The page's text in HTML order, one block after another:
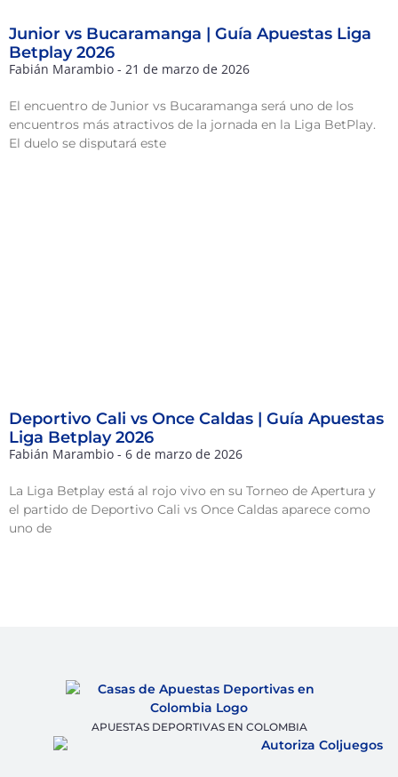
Junior vs Bucaramanga | Guía Apuestas Liga
Betplay 2026
Fabián Marambio 21 de marzo de 2026
El encuentro de Junior vs Bucaramanga será uno de los
encuentros más atractivos de la jornada en la Liga BetPlay.
El duelo se disputará este
Deportivo Cali vs Once Caldas | Guía Apuestas
Liga Betplay 2026
Fabián Marambio 6 de marzo de 2026
La Liga Betplay está al rojo vivo en su Torneo de Apertura y
el partido de Deportivo Cali vs Once Caldas aparece como
uno de
APUESTAS DEPORTIVAS EN COLOMBIA